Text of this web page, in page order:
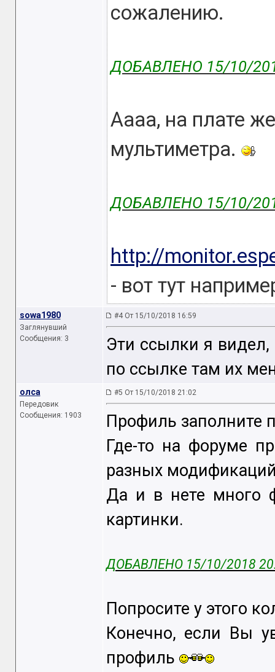
сожалению.
ДОБАВЛЕНО 15/10/
Аааа, на плате
мультиметра.
ДОБАВЛЕНО 15/10/
http://
- вот тут
sowa1980
Заглянувший
Сообщения: 3
#4 От 15/10/2018 16:59
Эти ссылки я видел,
по ссылке там их
олса
Передовик
Сообщения: 1903
#5 От 15/10/2018 21:02
Профиль заполните
Где-то на форуме
разных
Да и в нете много
картинки.
ДОБАВЛЕНО 15/10/2018
Попросите у этого
Конечно, если Вы
профиль